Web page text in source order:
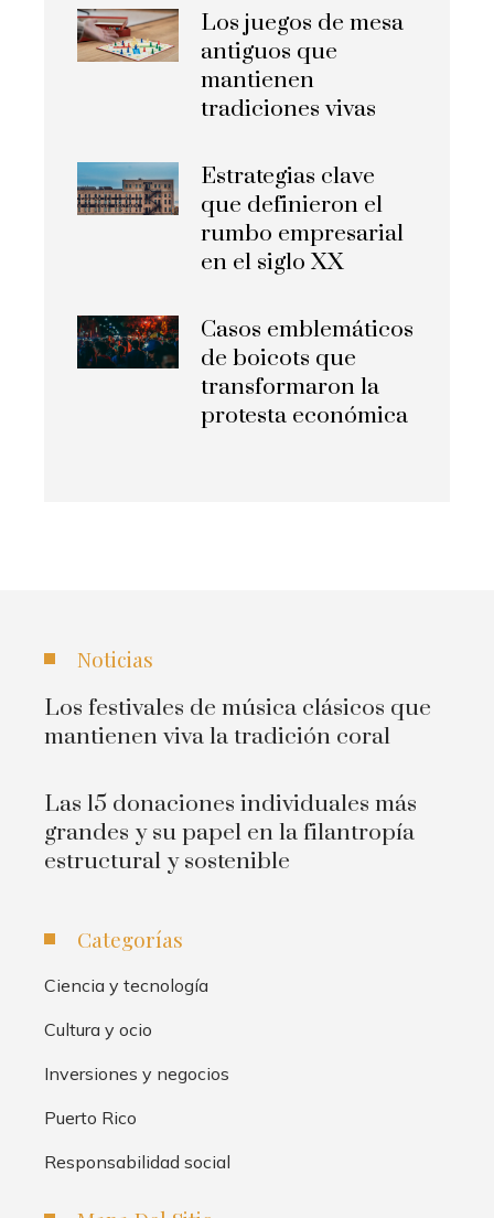
Los juegos de mesa
antiguos que
mantienen
tradiciones vivas
Estrategias clave
que definieron el
rumbo empresarial
en el siglo XX
Casos emblemáticos
de boicots que
transformaron la
protesta económica
Noticias
Los festivales de música clásicos que
mantienen viva la tradición coral
Las 15 donaciones individuales más
grandes y su papel en la filantropía
estructural y sostenible
Categorías
Ciencia y tecnología
Cultura y ocio
Inversiones y negocios
Puerto Rico
Responsabilidad social